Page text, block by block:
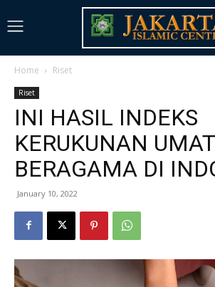
Home Riset
Riset
INI HASIL INDEKS
KERUKUNAN UMAT
BERAGAMA DI
January 10, 2022